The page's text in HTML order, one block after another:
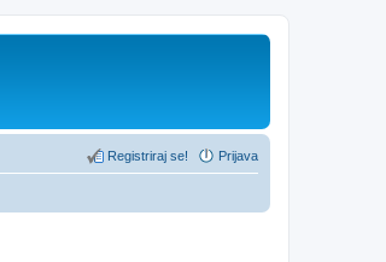
Prijava
Registriraj se!